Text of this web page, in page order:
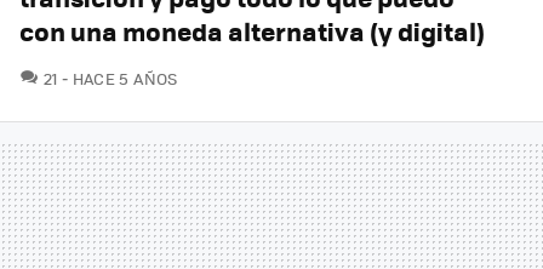
con una moneda alternativa (y digital)
21 COMENTARIOS
HACE 5 AÑOS